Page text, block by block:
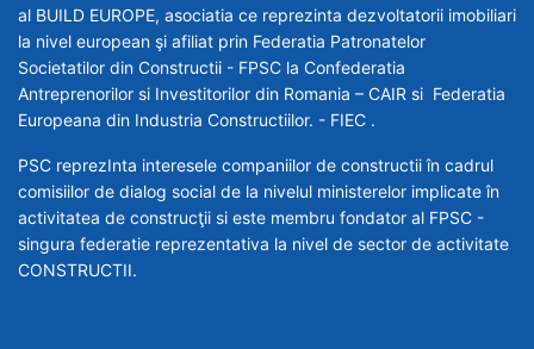
al BUILD EUROPE, asociatia ce reprezinta dezvoltatorii imobiliari
la nivel european şi afiliat prin Federatia Patronatelor
Societatilor din Constructii - FPSC la Confederatia
Antreprenorilor si Investitorilor din Romania – CAIR si Federatia
Europeana din Industria Constructiilor. - FIEC .
PSC reprezInta interesele companiilor de constructii în cadrul
comisiilor de dialog social de la nivelul ministerelor implicate în
activitatea de construcţii si este membru fondator al FPSC -
singura federatie reprezentativa la nivel de sector de activitate
CONSTRUCTII.